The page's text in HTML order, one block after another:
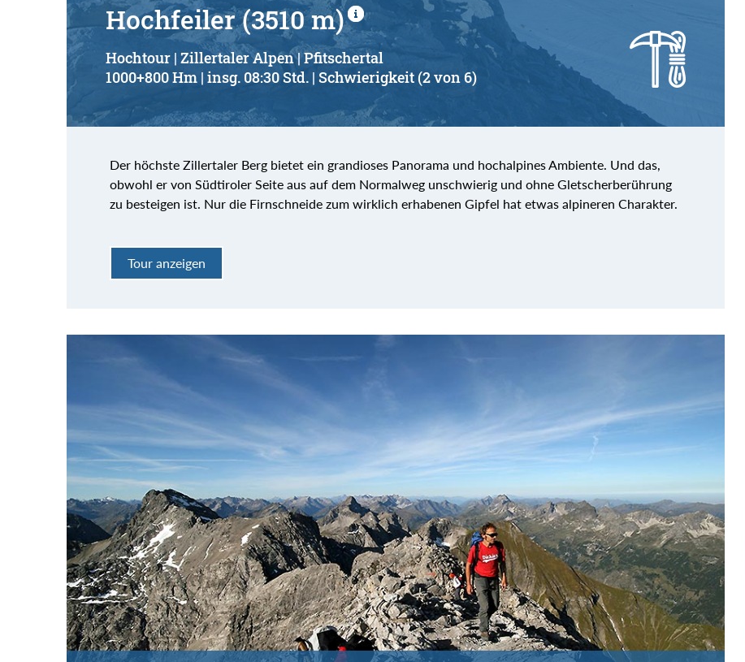
Hochfeiler (3510 m)
Hochtour | Zillertaler Alpen | Pfitschertal
1000+800 Hm | insg. 08:30 Std. | Schwierigkeit (2 von 6)
Der höchste Zillertaler Berg bietet ein grandioses Panorama und hochalpines Ambiente. Und das,
obwohl er von Südtiroler Seite aus auf dem Normalweg unschwierig und ohne Gletscherberührung
zu besteigen ist. Nur die Firnschneide zum wirklich erhabenen Gipfel hat etwas alpineren Charakter.
Tour anzeigen